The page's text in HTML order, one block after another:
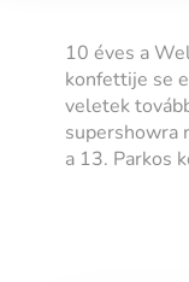
10 éves a
konfettije se
veletek
supershowra
a 13. Parkos